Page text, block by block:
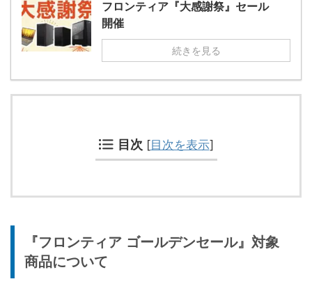
フロンティア『大感謝祭』セール
開催
続きを見る
目次 [目次を表示]
『フロンティア ゴールデンセール』対象
商品について